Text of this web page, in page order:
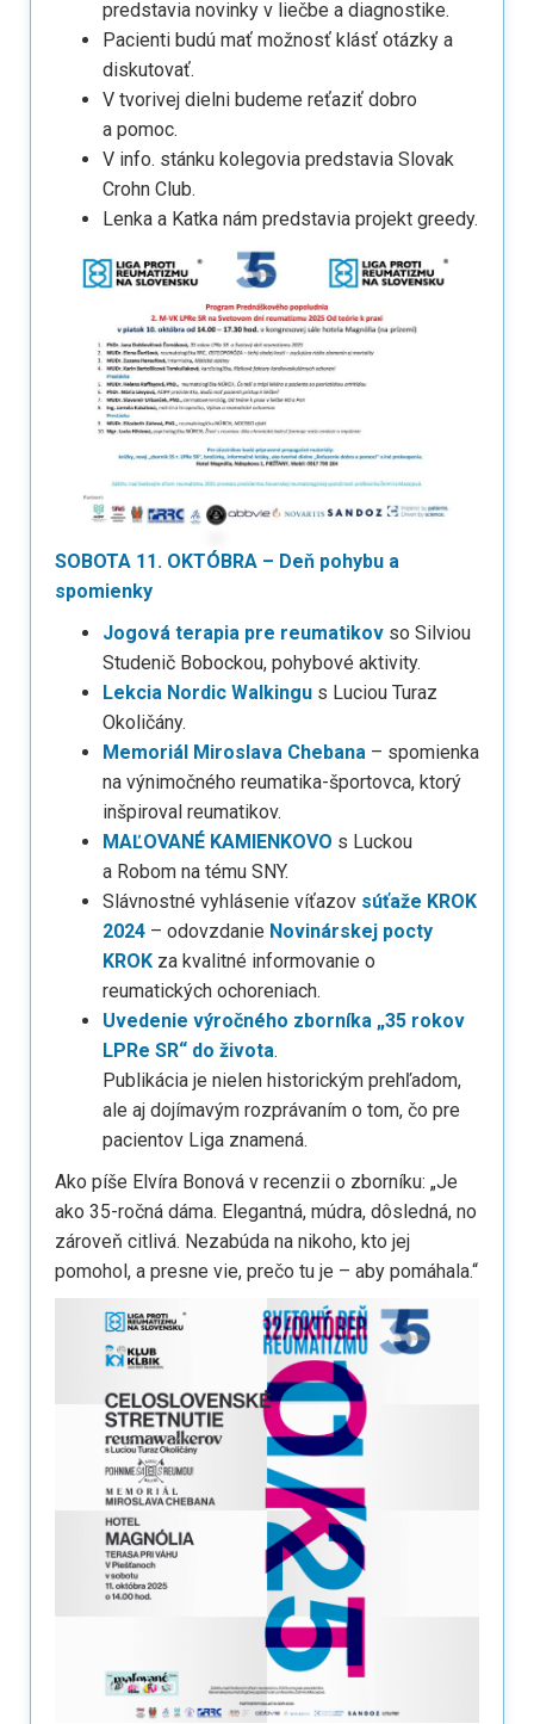
predstavia novinky v liečbe a diagnostike.
Pacienti budú mať možnosť klásť otázky a
diskutovať.
V tvorivej dielni budeme reťaziť dobro
a pomoc.
V info. stánku kolegovia predstavia Slovak
Crohn Club.
Lenka a Katka nám predstavia projekt greedy.
SOBOTA 11. OKTÓBRA – Deň pohybu a
spomienky
Jogová terapia pre reumatikov so Silviou
Studenič Bobockou, pohybové aktivity.
Lekcia Nordic Walkingu s Luciou Turaz
Okoličány.
Memoriál Miroslava Chebana – spomienka
na výnimočného reumatika-športovca, ktorý
inšpiroval reumatikov.
MAĽOVANÉ KAMIENKOVO s Luckou
a Robom na tému SNY.
Slávnostné vyhlásenie víťazov súťaže KROK
2024 – odovzdanie Novinárskej pocty
KROK za kvalitné informovanie o
reumatických ochoreniach.
Uvedenie výročného zborníka „35 rokov
LPRe SR“ do života.
Publikácia je nielen historickým prehľadom,
ale aj dojímavým rozprávaním o tom, čo pre
pacientov Liga znamená.
Ako píše Elvíra Bonová v recenzii o zborníku: „Je
ako 35-ročná dáma. Elegantná, múdra, dôsledná, no
zároveň citlivá. Nezabúda na nikoho, kto jej
pomohol, a presne vie, prečo tu je – aby pomáhala.“